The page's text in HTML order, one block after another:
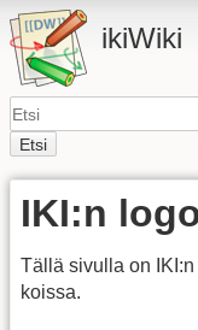
ikiWiki
Etsi
IKI:n
Tällä sivulla on
koissa.